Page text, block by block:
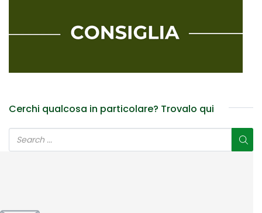
Cerchi qualcosa in particolare? Trovalo qui